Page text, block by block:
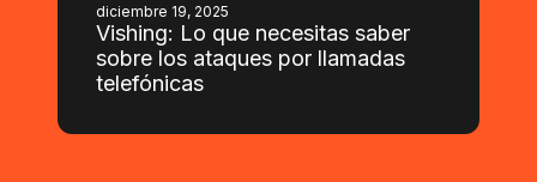
diciembre 19, 2025
Vishing: Lo que necesitas saber
sobre los ataques por llamadas
telefónicas